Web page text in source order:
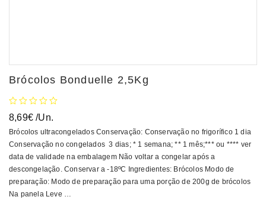
Brócolos Bonduelle 2,5Kg
8,69€ /Un.
Brócolos ultracongelados Conservação: Conservação no frigorífico 1 dia
Conservação no congelados 3 dias; * 1 semana; ** 1 mês;*** ou **** ver
data de validade na embalagem Não voltar a congelar após a
descongelação. Conservar a -18ºC Ingredientes: Brócolos Modo de
preparação: Modo de preparação para uma porção de 200g de brócolos
Na panela Leve …